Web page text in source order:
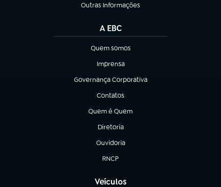
Outras Informações
(abre em nova aba)
A EBC
Quem somos
(abre em nova aba)
Imprensa
(abre em nova aba)
Governança Corporativa
(abre em nova aba)
Contatos
(abre em nova aba)
Quem é Quem
(abre em nova aba)
Diretoria
(abre em nova aba)
Ouvidoria
(abre em nova aba)
RNCP
(abre em nova aba)
Veículos